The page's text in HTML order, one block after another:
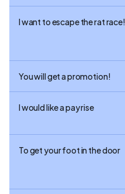
I want to escape the rat race!
You will get a promotion!
I would like a pay rise
To get your foot in the door